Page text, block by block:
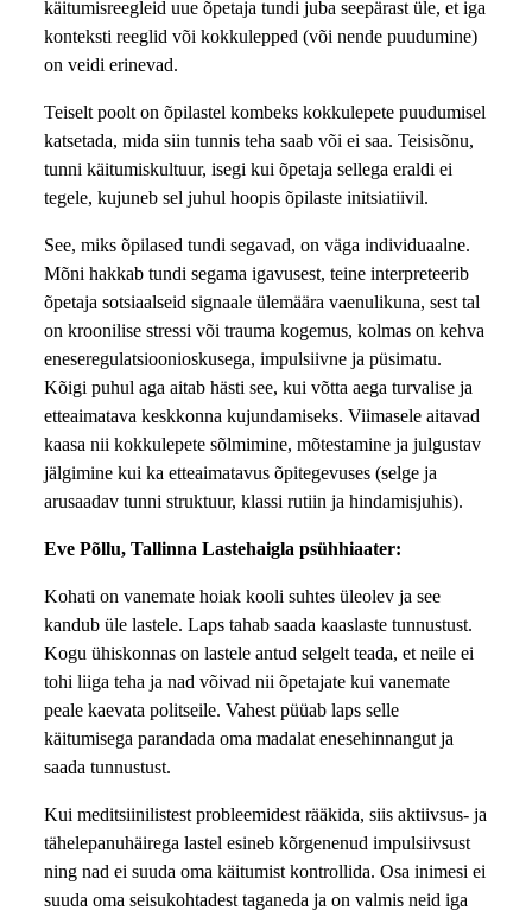
käitumisreegleid uue õpetaja tundi juba seepärast üle, et iga
konteksti reeglid või kokkulepped (või nende puudumine)
on veidi erinevad.
Teiselt poolt on õpilastel kombeks kokkulepete puudumisel
katsetada, mida siin tunnis teha saab või ei saa. Teisisõnu,
tunni käitumiskultuur, isegi kui õpetaja sellega eraldi ei
tegele, kujuneb sel juhul hoopis õpilaste initsiatiivil.
See, miks õpilased tundi segavad, on väga individuaalne.
Mõni hakkab tundi segama igavusest, teine interpreteerib
õpetaja sotsiaalseid signaale ülemäära vaenulikuna, sest tal
on kroonilise stressi või trauma kogemus, kolmas on kehva
eneseregulatsioonioskusega, impulsiivne ja püsimatu.
Kõigi puhul aga aitab hästi see, kui võtta aega turvalise ja
etteaimatava keskkonna kujundamiseks. Viimasele aitavad
kaasa nii kokkulepete sõlmimine, mõtestamine ja julgustav
jälgimine kui ka etteaimatavus õpitegevuses (selge ja
arusaadav tunni struktuur, klassi rutiin ja hindamisjuhis).
Eve Põllu, Tallinna Lastehaigla psühhiaater:
Kohati on vanemate hoiak kooli suhtes üleolev ja see
kandub üle lastele. Laps tahab saada kaaslaste tunnustust.
Kogu ühiskonnas on lastele antud selgelt teada, et neile ei
tohi liiga teha ja nad võivad nii õpetajate kui vanemate
peale kaevata politseile. Vahest püüab laps selle
käitumisega parandada oma madalat enesehinnangut ja
saada tunnustust.
Kui meditsiinilistest probleemidest rääkida, siis aktiivsus- ja
tähelepanuhäirega lastel esineb kõrgenenud impulsiivsust
ning nad ei suuda oma käitumist kontrollida. Osa inimesi ei
suuda oma seisukohtadest taganeda ja on valmis neid iga